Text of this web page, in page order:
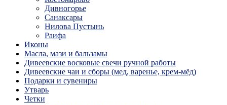
Дивногорье
Санаксары
Нилова Пустынь
Раифа
Иконы
Масла, мази и бальзамы
Дивеевские восковые свечи ручной работы
Дивеевские чаи и сборы (мед, варенье, крем-мёд)
Подарки и сувениры
Утварь
Четки